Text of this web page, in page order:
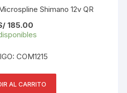
Shimano 12v QR
185.00
COM1215
AL CARRITO